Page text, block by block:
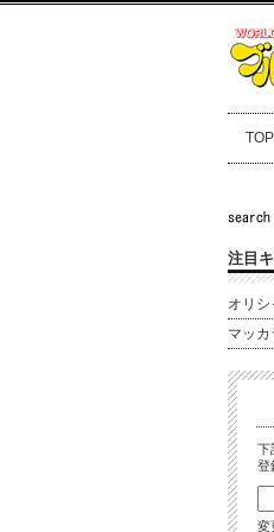
TOP
注目
オリシ
マッカ
下
登
変